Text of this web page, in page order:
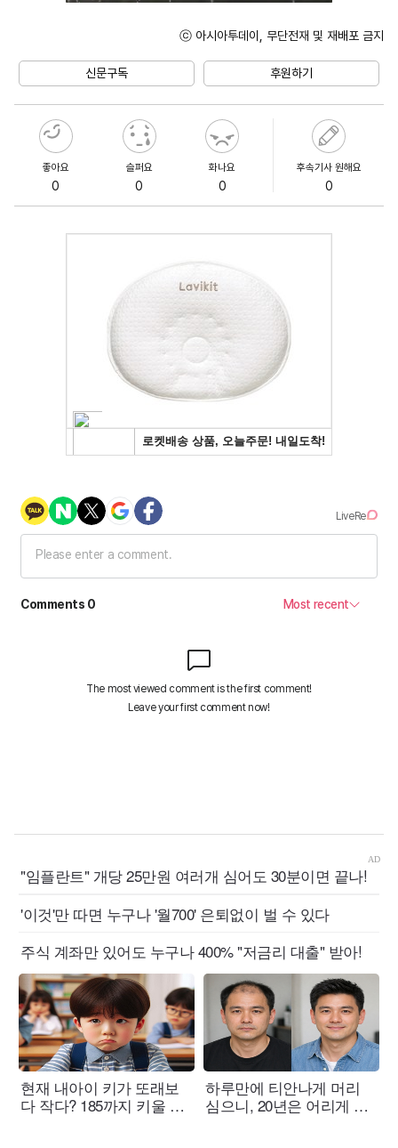
ⓒ 아시아투데이, 무단전재 및 재배포 금지
신문구독 후원하기
좋아요
0
슬퍼요
0
화나요
0
후속기사 원해요
0